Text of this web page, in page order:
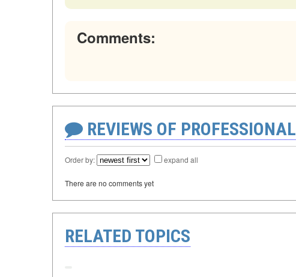
Comments:
REVIEWS OF
Order by: expand all
There are no comments yet
RELATED TOPICS